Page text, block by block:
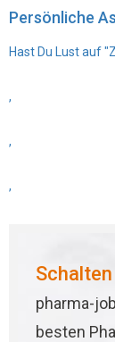
Persönliche
Hast Du Lust auf
,
,
,
pharma-
besten